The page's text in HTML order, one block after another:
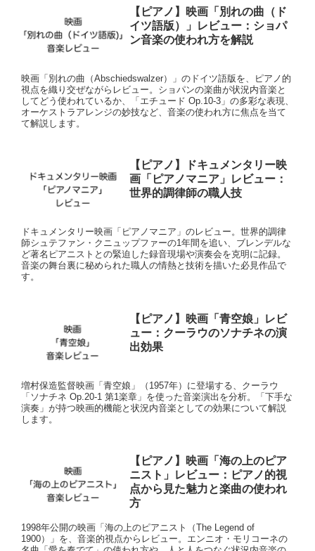
【ピアノ】映画「別れの曲（ド
イツ語版）」レビュー：ショパ
ン音楽の使われ方を解説
映画「別れの曲（Abschiedswalzer）」のドイツ語版を、ピアノ的
視点を織り交ぜながらレビュー。ショパンの楽曲が状況内音楽と
してどう使われているか、「エチュード Op.10-3」の多彩な表現、
オーケストラアレンジの妙技など、音楽の使われ方に焦点を当て
て解説します。
【ピアノ】ドキュメンタリー映
画「ピアノマニア」レビュー：
世界的調律師の職人技
ドキュメンタリー映画「ピアノマニア」のレビュー。世界的調律
師シュテファン・クニュップファーの1年間を追い、ブレンデルな
ど著名ピアニストとの緊迫した録音現場や演奏会を克明に記録。
音楽の舞台裏に秘められた職人の情熱と技術を描いた必見作品で
す。
【ピアノ】映画「青空娘」レビ
ュー：クーラウのソナチネの演
出効果
増村保造監督映画「青空娘」（1957年）に登場する、クーラウ
「ソナチネ Op.20-1 第1楽章」を使った音楽演出を分析。「下手な
演奏」が持つ映画的機能と状況内音楽としての効果について解説
します。
【ピアノ】映画「海の上のピア
ニスト」レビュー：ピアノ的視
点から見た魅力と楽曲の使われ
方
1998年公開の映画「海の上のピアニスト（The Legend of
1900）」を、音楽的視点からレビュー。エンニオ・モリコーネの